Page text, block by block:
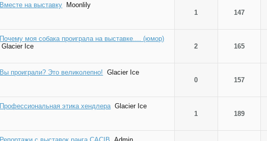
Вместе на выставку
Moonlily
1
147
Почему моя собака проиграла на выставке.... (юмор)
Glacier Ice
2 165
Вы проиграли? Это великолепно!
Glacier Ice
0
157
Профессиональная этика хендлера Glacier Ice
1
189